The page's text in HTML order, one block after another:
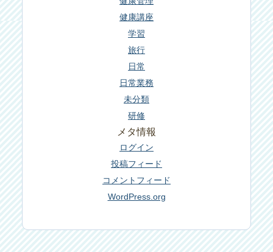
健康講座
学習
旅行
日常
日常業務
未分類
研修
メタ情報
ログイン
投稿フィード
コメントフィード
WordPress.org